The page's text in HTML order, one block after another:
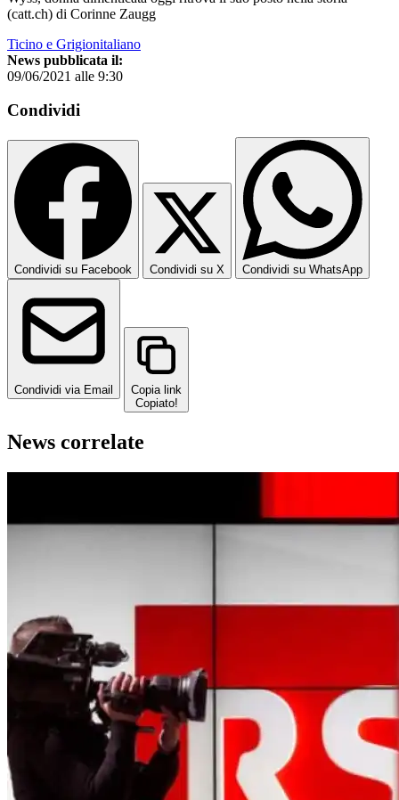
(catt.ch) di Corinne Zaugg
Ticino e Grigionitaliano
News pubblicata il:
09/06/2021 alle 9:30
Condividi
Condividi su Facebook Condividi su X Condividi su WhatsApp
Condividi via Email
Copia link
Copiato!
News correlate